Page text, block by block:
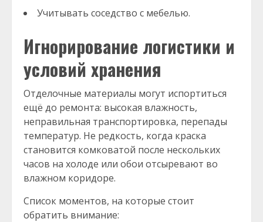
Учитывать соседство с мебелью.
Игнорирование логистики и
условий хранения
Отделочные материалы могут испортиться
ещё до ремонта: высокая влажность,
неправильная транспортировка, перепады
температур. Не редкость, когда краска
становится комковатой после нескольких
часов на холоде или обои отсыревают во
влажном коридоре.
Список моментов, на которые стоит
обратить внимание: